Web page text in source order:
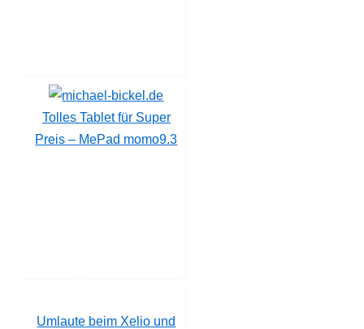
Tolles Tablet für Super
Preis – MePad momo9.3
Umlaute beim Xelio und